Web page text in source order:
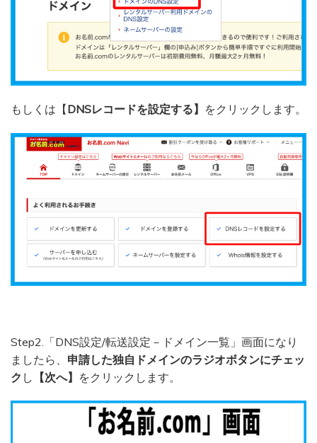
もしくは【DNSレコードを設定する】 をクリックします。
Step2.「DNS設定/転送設定－ドメイン一覧」画面になり
ましたら、 申請した独自ドメインのラジオボタンにチェッ
ク し 【次へ】 をクリックします。